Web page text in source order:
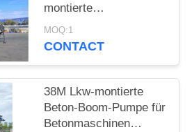
montierte
Betonpumpen Lkw 30
m 38 m 48 m 52 m 56
MOQ:1
CONTACT
38M Lkw-montierte
Beton-Boom-Pumpe für
Betonmaschinen